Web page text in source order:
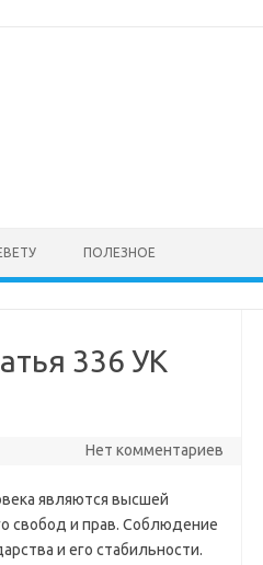
ПОЛЕЗНОЕ
336 УК
Нет комментариев
являются высшей
свобод и прав. Соблюдение
и его стабильности.